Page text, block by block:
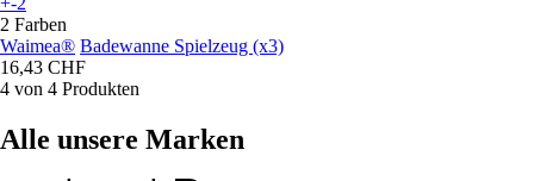
2 Farben
Waimea® Badewanne Spielzeug (x3)
16,43 CHF
4 von 4 Produkten
Alle unsere Marken